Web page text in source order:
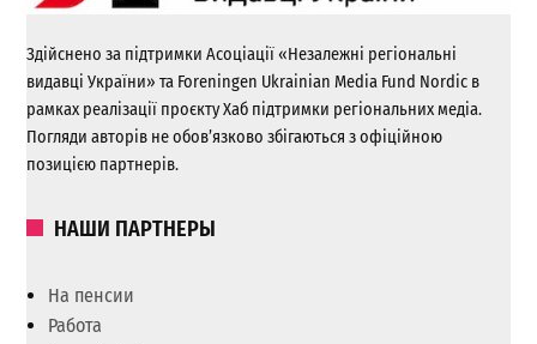
Здійснено за підтримки Асоціації «Незалежні регіональні
видавці України» та Foreningen Ukrainian Media Fund Nordic в
рамках реалізації проєкту Хаб підтримки регіональних медіа.
Погляди авторів не обов’язково збігаються з офіційною
позицією партнерів.
НАШИ ПАРТНЕРЫ
На пенсии
Работа